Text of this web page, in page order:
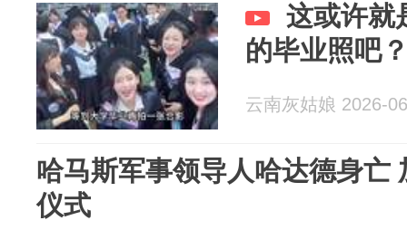
这或许就
的毕业照吧
云南灰姑娘 2026-
哈马斯军事领导人哈达德身亡
仪式